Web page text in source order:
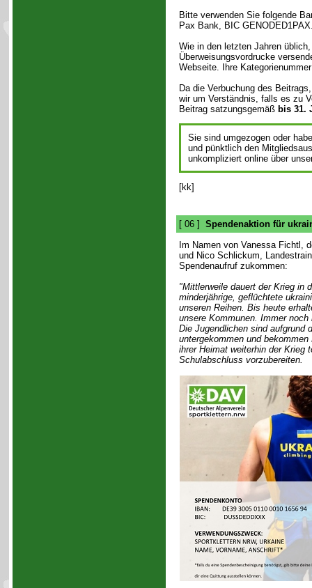
Bitte verwenden Sie folgende
Pax Bank, BIC
Wie in den letzten Jahren
Überweisungsvordrucke
Webseite. Ihre
Da die Verbuchung des
wir um Verständnis, falls es zu
Beitrag satzungsgemäß bis 31.
Sie sind umgezogen oder
und pünktlich den
unkompliziert online über
[kk]
[ 06 ] Spendenaktion für
Im Namen von Vanessa Fichtl,
und Nico Schlickum,
Spendenaufruf zukommen:
"Mittlerweile dauert der Krieg in
minderjährige, geflüchtete
unseren Reihen. Bis heute
unsere Kommunen. Immer
Die Jugendlichen sind aufgrund
untergekommen und
ihrer Heimat weiterhin der Krieg
Schulabschluss vorzubereiten.